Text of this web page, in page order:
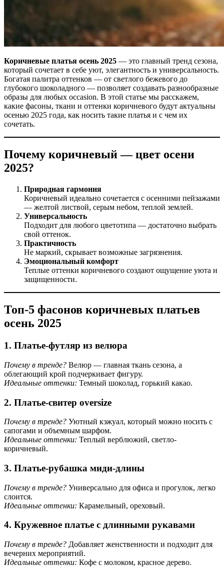
Коричневые платья осень 2025 — это главный тренд сезона,
который сочетает в себе уют, элегантность и универсальность.
Богатая палитра оттенков — от светлого бежевого до
глубокого шоколадного — позволяет создавать разнообразные
образы для любых occasion. В этой статье мы расскажем,
какие фасоны, ткани и оттенки коричневого будут актуальны
осенью 2025 года, как носить такие платья и с чем их
сочетать.
Почему коричневый — цвет осени
2025?
Природная гармония
Коричневый идеально сочетается с осенними пейзажами
— желтой листвой, серым небом, теплой землей.
Универсальность
Подходит для любого цветотипа — достаточно выбрать
свой оттенок.
Практичность
Не маркий, скрывает возможные загрязнения.
Эмоциональный комфорт
Теплые оттенки коричневого создают ощущение уюта и
защищенности.
Топ-5 фасонов коричневых платьев
осень 2025
1. Платье-футляр из велюра
Почему в тренде? Велюр — главная ткань сезона, а
облегающий крой подчеркивает фигуру.
Идеальные оттенки: Темный шоколад, горький какао.
2. Платье-свитер oversize
Почему в тренде? Уютный кэжуал, который можно носить с
сапогами и объемным шарфом.
Идеальные оттенки: Теплый верблюжий, светло-
коричневый.
3. Платье-рубашка миди-длины
Почему в тренде? Универсально для офиса и прогулок, легко
слоится.
Идеальные оттенки: Карамельный, ореховый.
4. Кружевное платье с длинными рукавами
Почему в тренде? Добавляет женственности и подходит для
вечерних мероприятий.
Идеальные оттенки: Кофе с молоком, красное дерево.